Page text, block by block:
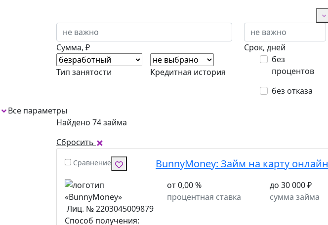
Сумма, ₽ Срок, дней
Тип занятости Кредитная история
без
процентов
без отказа
Все параметры
Найдено 74 займа
Сбросить
Сравнение BunnyMoney:Займ на карту онлайн
Лиц. № 2203045009879
от 0,00 %
процентная ставка
до 30 000 ₽
сумма займа
Способ получения: